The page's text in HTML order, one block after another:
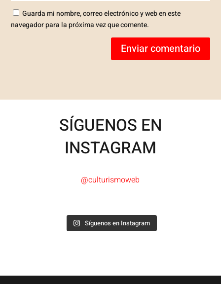
Guarda mi nombre, correo electrónico y web en este
navegador para la próxima vez que comente.
Enviar comentario
SÍGUENOS EN
INSTAGRAM
@culturismoweb
Síguenos en Instagram